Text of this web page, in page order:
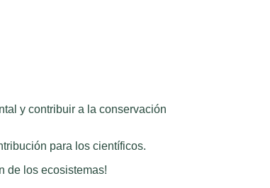
y contribuir a la conservación
para los científicos.
de los ecosistemas!